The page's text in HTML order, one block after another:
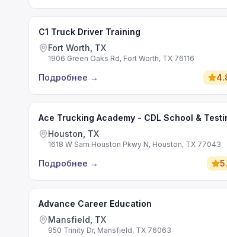
C1 Truck Driver Training
Fort Worth, TX
1906 Green Oaks Rd, Fort Worth, TX 76116
Подробнее →
Ace Trucking Academy - CDL School &
Houston, TX
1618 W Sam Houston Pkwy N, Houston, TX 77043
Подробнее →
Advance Career Education
Mansfield, TX
950 Trinity Dr, Mansfield, TX 76063